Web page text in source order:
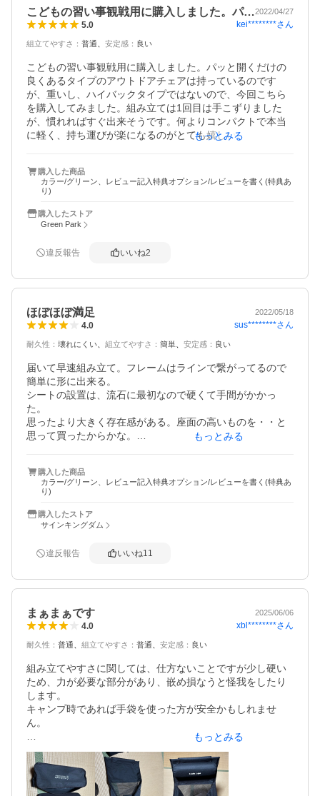
こどもの習い事観戦用に購入しました。パ…2022/04/27
5.0 kei********さん
組立てやすさ ： 普通 安定感 ： 良い
こどもの習い事観戦用に購入しました。パッと開くだけの
良くあるタイプのアウトドアチェアは持っているのです
が、重いし、ハイバックタイプではないので、今回こちら
を購入してみました。組み立ては1回目は手こずりました
が、慣れればすぐ出来そうです。何よりコンパクトで本当
に軽く、持ち運びが楽になるのがとても嬉しいです。落ち
ります。それ以外にもこれからの季節、ウッドデッキに出
しておやつを食べたり本を読んだりと、ゆったり座れるの
ております。
もっとみる
購入した商品
カラー/グリーン、レビュー記入特典オプション/レビューを書く(特典あ
り)
購入したストア
Green Park
違反報告 いいね2
ほぼほぼ満足 2022/05/18
4.0 sus********さん
耐久性 ： 壊れにくい 組立てやすさ ： 簡単 安定感 ： 良い
届いて早速組み立て。フレームはラインで繋がってるので
簡単に形に出来る。
シートの設置は、流石に最初なので硬くて手間がかかっ
た。
思ったより大きく存在感がある。座面の高いものを・・と
思って買ったからかな。
シートのパイプ挿入口の型取りのため、しばらく完成形で
放置。
きるのか？そこも大事だよね。
収納できる大きさです。
もっとみる
購入した商品
カラー/グリーン、レビュー記入特典オプション/レビューを書く(特典あ
り)
購入したストア
サインキングダム
違反報告 いいね11
まぁまぁです 2025/06/06
4.0 xbl********さん
耐久性 ： 普通 組立てやすさ ： 普通 安定感 ： 良い
組み立てやすさに関しては、仕方ないことですが少し硬い
ため、力が必要な部分があり、嵌め損なうと怪我をしたり
します。
キャンプ時であれば手袋を使った方が安全かもしれませ
ん。
耐久性に関しては概ね問題ないと思われますが、何回かの
使用後に地面と設置する部分にヒビが入っていました。
いささか不安要素のある点です
もっとみる